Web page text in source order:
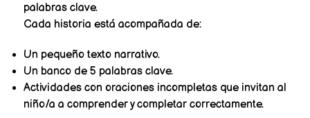
palabras clave.
Cada historia está acompañada de:
Un pequeño texto narrativo.
Un banco de 5 palabras clave.
Actividades con oraciones incompletas que invitan al
niño/a a comprender y completar correctamente.